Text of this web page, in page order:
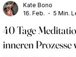
Bewusstsein &
40 Tage
inneren Prozesse
Kate Bono
16. Feb.
5 Min.